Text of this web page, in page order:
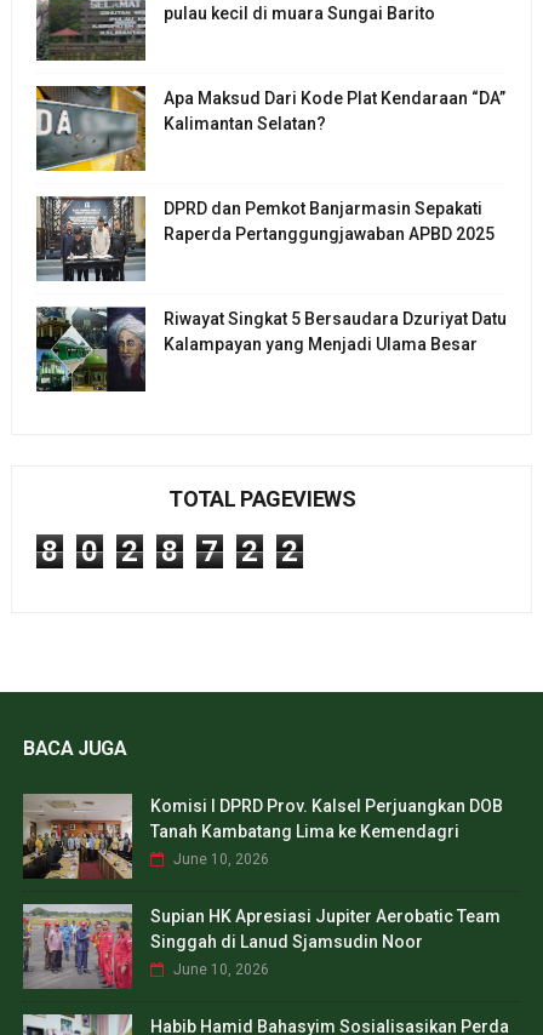
pulau kecil di muara Sungai Barito
Apa Maksud Dari Kode Plat Kendaraan “DA”
Kalimantan Selatan?
DPRD dan Pemkot Banjarmasin Sepakati
Raperda Pertanggungjawaban APBD 2025
Riwayat Singkat 5 Bersaudara Dzuriyat Datu
Kalampayan yang Menjadi Ulama Besar
TOTAL PAGEVIEWS
8 0 2 8 7 2 2
BACA JUGA
Komisi I DPRD Prov. Kalsel Perjuangkan DOB
Tanah Kambatang Lima ke Kemendagri
June 10, 2026
Supian HK Apresiasi Jupiter Aerobatic Team
Singgah di Lanud Sjamsudin Noor
June 10, 2026
Habib Hamid Bahasyim Sosialisasikan Perda